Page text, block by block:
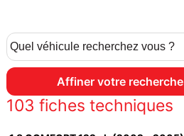
103 fiches techniques